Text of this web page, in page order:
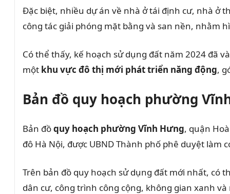
Đặc biệt, nhiều dự án về nhà ở tái định cư, nhà ở
công tác giải phóng mặt bằng và san nền, nhằm
Có thể thấy, kế hoạch sử dụng đất năm 2024 đã
một khu vực đô thị mới phát triển năng động,
Bản đồ quy hoạch phường
Bản đồquy hoạch phường Vĩnh Hưng, quận
đô Hà Nội, được UBND Thành phố phê duyệt
Trên bản đồ quy hoạch sử dụng đất mới nhất, có
dân cư, công trình công cộng, không gian xanh